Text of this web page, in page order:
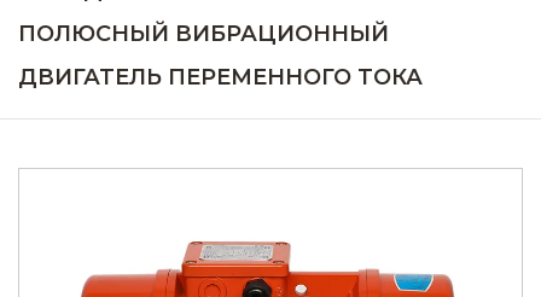
ПОЛЮСНЫЙ ВИБРАЦИОННЫЙ
ДВИГАТЕЛЬ ПЕРЕМЕННОГО ТОКА